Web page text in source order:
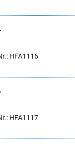
HFA1116
HFA1117